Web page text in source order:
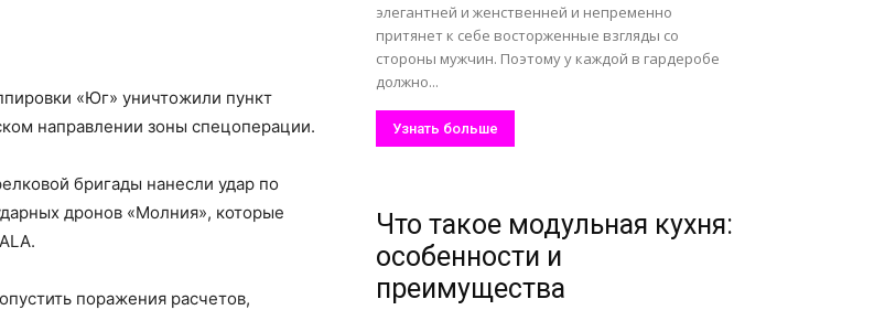
нем
«Юг» уничтожили пункт
направлении зоны спецоперации.
бригады нанесли удар по
дронов «Молния», которые
поражения расчетов,
элегантней и женственней и непременно
притянет к себе восторженные взгляды со
стороны мужчин. Поэтому у каждой в гардеробе
должно...
Узнать больше
Что такое модульная кухня:
особенности и
преимущества